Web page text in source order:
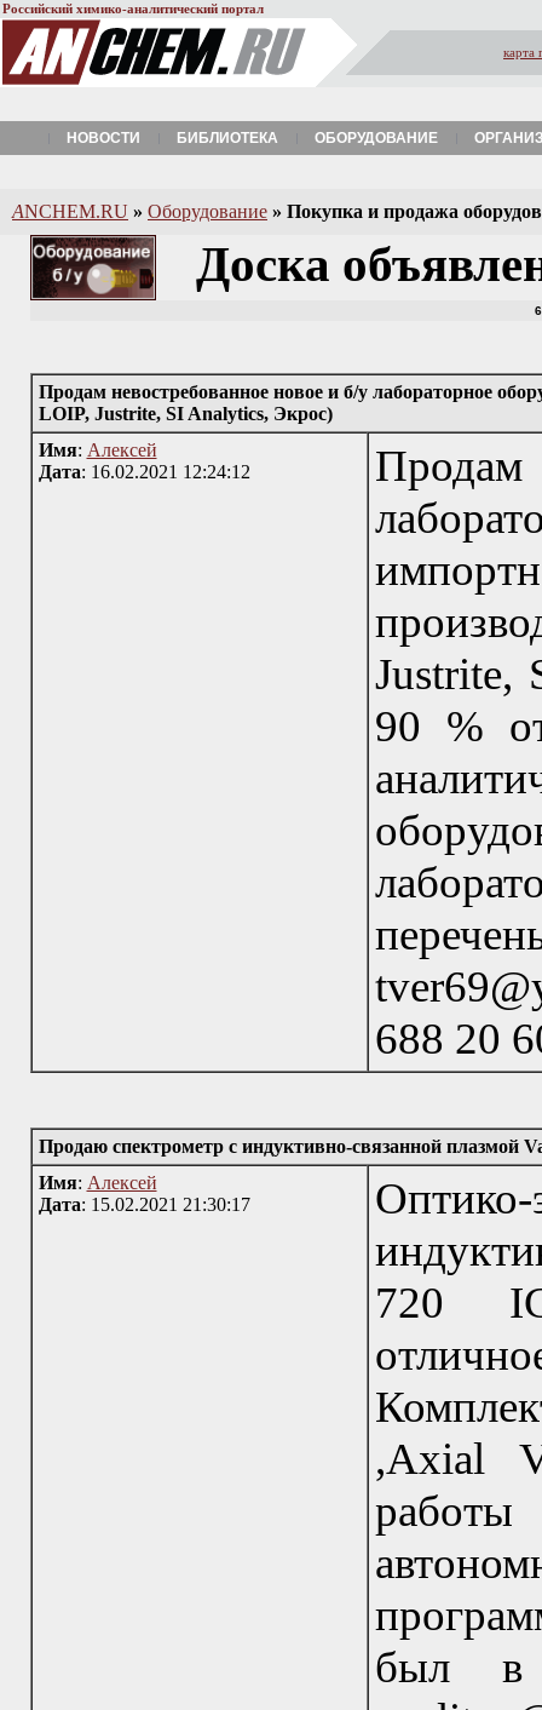
Российский химико-аналитический портал
карта
НОВОСТИ БИБЛИОТЕКА ОБОРУДОВАНИЕ
ANCHEM.RU » Оборудование » Покупка и продажа
Доска
Продам невостребованное новое и б/у лабораторное
LOIP, Justrite, SI Analytics, Экрос)
Имя: Алексей
Дата: 16.02.2021 12:24:12
Продам
Justrite,
90 %
688 20
Продаю спектрометр с индуктивно-связанной плазмой
Имя: Алексей
Дата: 15.02.2021 21:30:17
720
,Axial
был в